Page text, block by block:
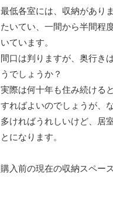
最低各室には、収納があり
たいてい、一間から半間程
いています。
間口は判りますが、奥行き
うでしょうか？
実際は何十年も住み続ける
すればよいのでしょうが、
多ければうれしいけど、居
とになります。
購入前の現在の収納スペー